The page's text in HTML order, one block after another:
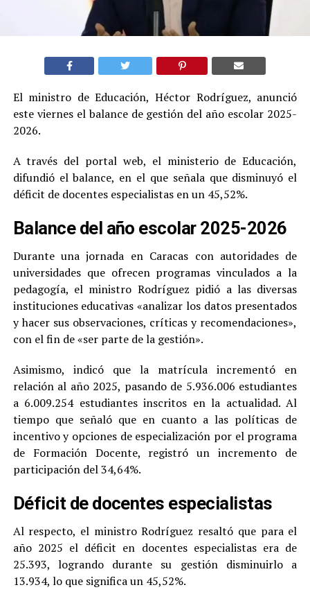
El ministro de Educación, Héctor Rodríguez, anunció
este viernes el balance de gestión del año escolar 2025-
2026.
A través del portal web, el ministerio de Educación,
difundió el balance, en el que señala que disminuyó el
déficit de docentes especialistas en un 45,52%.
Balance del año escolar 2025-2026
Durante una jornada en Caracas con autoridades de
universidades que ofrecen programas vinculados a la
pedagogía, el ministro Rodríguez pidió a las diversas
instituciones educativas «analizar los datos presentados
y hacer sus observaciones, críticas y recomendaciones»,
con el fin de «ser parte de la gestión».
Asimismo, indicó que la matrícula incrementó en
relación al año 2025, pasando de 5.936.006 estudiantes
a 6.009.254 estudiantes inscritos en la actualidad. Al
tiempo que señaló que en cuanto a las políticas de
incentivo y opciones de especialización por el programa
de Formación Docente, registró un incremento de
participación del 34,64%.
Déficit de docentes especialistas
Al respecto, el ministro Rodríguez resaltó que para el
año 2025 el déficit en docentes especialistas era de
25.393, logrando durante su gestión disminuirlo a
13.934, lo que significa un 45,52%.